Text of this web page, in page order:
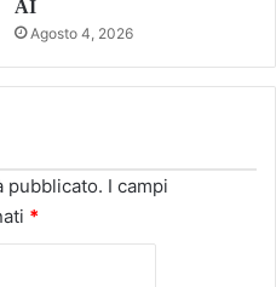
AI
Agosto 4, 2026
pubblicato. I campi
*